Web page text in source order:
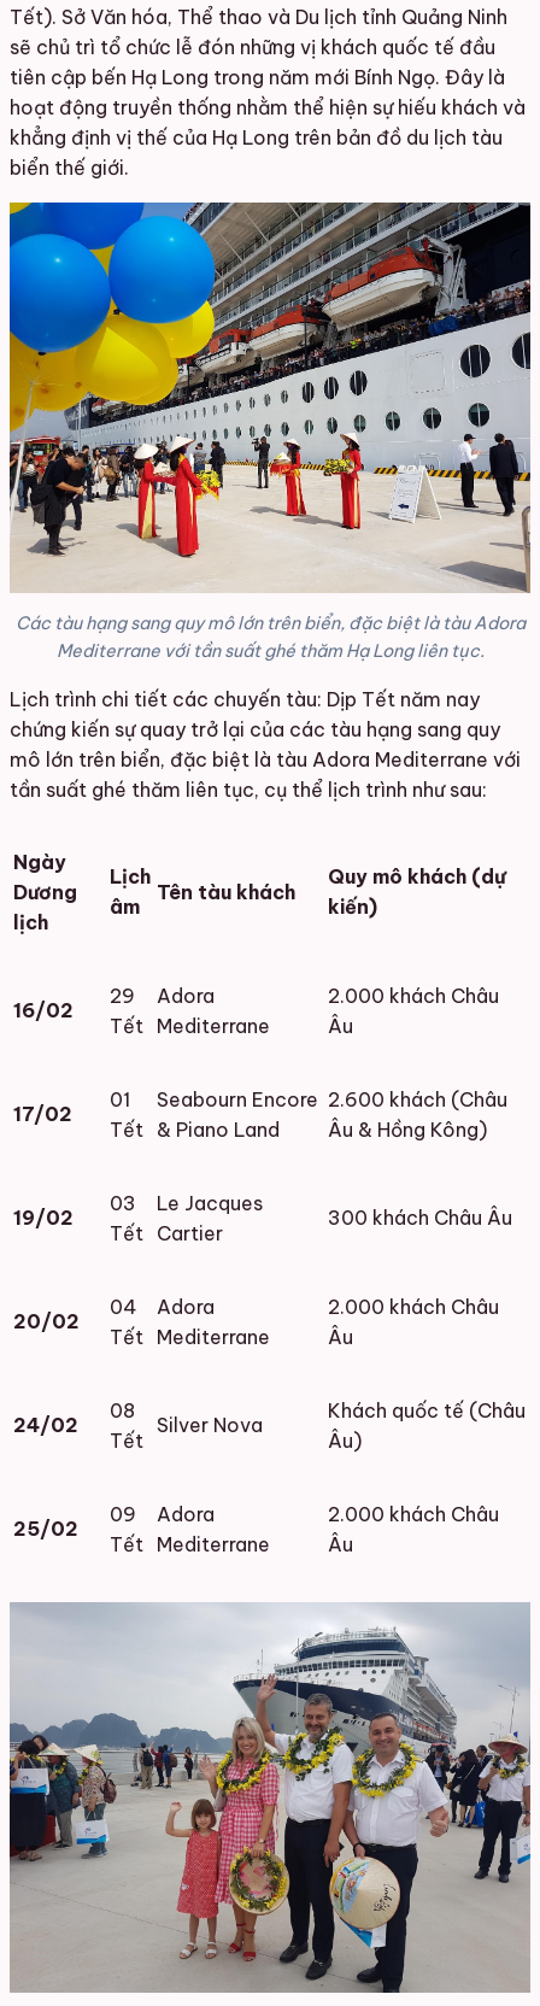
Tết). Sở Văn hóa, Thể thao và Du lịch tỉnh Quảng Ninh
sẽ chủ trì tổ chức lễ đón những vị khách quốc tế đầu
tiên cập bến Hạ Long trong năm mới Bính Ngọ. Đây là
hoạt động truyền thống nhằm thể hiện sự hiếu khách và
khẳng định vị thế của Hạ Long trên bản đồ du lịch tàu
biển thế giới.
Các tàu hạng sang quy mô lớn trên biển, đặc biệt là tàu Adora
Mediterrane với tần suất ghé thăm Hạ Long liên tục.
Lịch trình chi tiết các chuyến tàu: Dịp Tết năm nay
chứng kiến sự quay trở lại của các tàu hạng sang quy
mô lớn trên biển, đặc biệt là tàu Adora Mediterrane với
tần suất ghé thăm liên tục, cụ thể lịch trình như sau:
Ngày
Dương
lịch
Lịch
âm
Tên tàu khách
Quy mô khách (dự
kiến)
16/02
29
Tết
Adora
Mediterrane
2.000 khách Châu
Âu
17/02
01
Tết
Seabourn Encore
& Piano Land
2.600 khách (Châu
Âu & Hồng Kông)
19/02
03
Tết
Le Jacques
Cartier
300 khách Châu Âu
20/02
04
Tết
Adora
Mediterrane
2.000 khách Châu
Âu
24/02
08
Tết
Silver Nova
Khách quốc tế (Châu
Âu)
25/02
09
Tết
Adora
Mediterrane
2.000 khách Châu
Âu